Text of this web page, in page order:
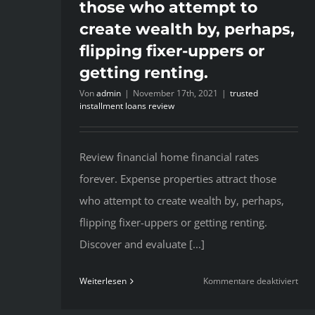
those who attempt to
create wealth by, perhaps,
flipping fixer-uppers or
getting renting.
Vonadmin | November 17th, 2021 | trusted
installment loans review
Review financial home financial rates
forever. Expense properties attract those
who attempt to create wealth by, perhaps,
flipping fixer-uppers or getting renting.
Discover and evaluate [...]
Weiterlesen Kommentare deaktiviertfür